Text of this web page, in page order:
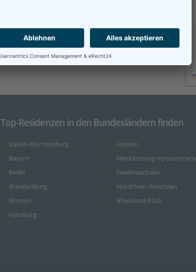
Top-Residenzen in den Bundesländern finden
Baden-Württemberg
Bayern
Berlin
Brandenburg
Bremen
Hamburg
Hessen
Mecklenburg-Vorpommern
Niedersachsen
Nordrhein-Westfalen
Rheinland-Pfalz